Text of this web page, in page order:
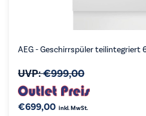
AEG - Geschirrspüler teilintegriert
UVP:€999,00
€699,00 inkl. MwSt.